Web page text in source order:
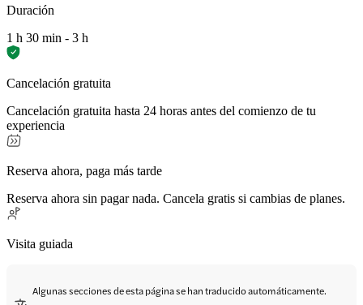
Duración
1 h 30 min - 3 h
Cancelación gratuita
Cancelación gratuita hasta 24 horas antes del comienzo de tu
experiencia
Reserva ahora, paga más tarde
Reserva ahora sin pagar nada. Cancela gratis si cambias de planes.
Visita guiada
Algunas secciones de esta página se han traducido automáticamente.